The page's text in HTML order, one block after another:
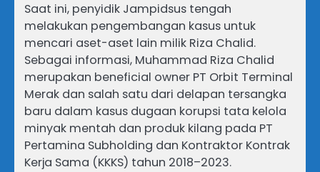
Saat ini, penyidik Jampidsus tengah
melakukan pengembangan kasus untuk
mencari aset-aset lain milik Riza Chalid.
Sebagai informasi, Muhammad Riza Chalid
merupakan beneficial owner PT Orbit Terminal
Merak dan salah satu dari delapan tersangka
baru dalam kasus dugaan korupsi tata kelola
minyak mentah dan produk kilang pada PT
Pertamina Subholding dan Kontraktor Kontrak
Kerja Sama (KKKS) tahun 2018–2023.